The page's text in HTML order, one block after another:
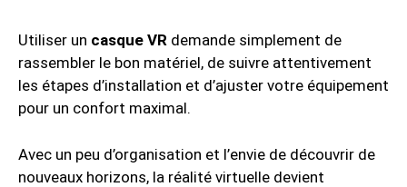
Utiliser un casque VR demande simplement de
rassembler le bon matériel, de suivre attentivement
les étapes d’installation et d’ajuster votre équipement
pour un confort maximal.
Avec un peu d’organisation et l’envie de découvrir de
nouveaux horizons, la réalité virtuelle devient